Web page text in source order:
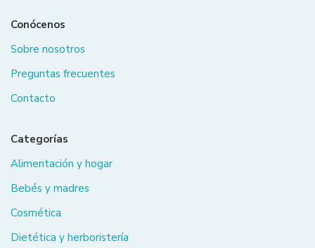
Conócenos
Sobre nosotros
Preguntas frecuentes
Contacto
Categorías
Alimentación y hogar
Bebés y madres
Cosmética
Dietética y herboristería